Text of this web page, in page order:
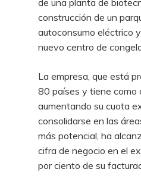
de una planta de
construcción de un
autoconsumo eléctrico
nuevo centro de
La empresa, que está
80 países y tiene como
aumentando su cuota
consolidarse en las
más potencial, ha
cifra de negocio en el
por ciento de su